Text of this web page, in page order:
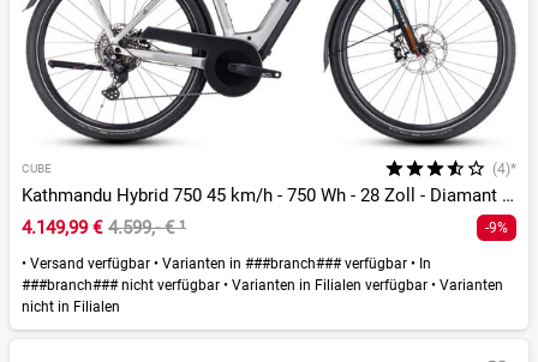
CUBE (4)*
Kathmandu Hybrid 750 45 km/h - 750 Wh - 28 Zoll - Diamant - 2026
4.149,99 € 4.599,- €¹ -9%
• Versand verfügbar • Varianten in ###branch### verfügbar • In
###branch### nicht verfügbar • Varianten in Filialen verfügbar • Varianten
nicht in Filialen